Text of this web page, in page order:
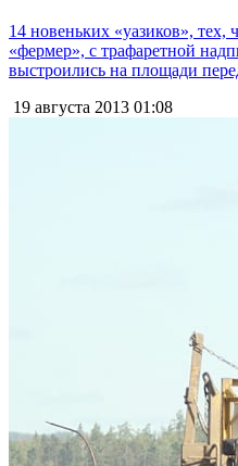
14 новеньких «уазиков», тех,
«фермер», с трафаретной
выстроились на площади
19 августа 2013 01:08